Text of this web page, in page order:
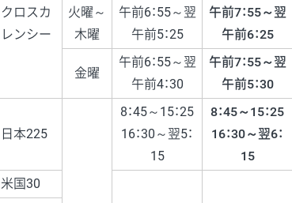
クロスカ
レンシー
火曜～
木曜
午前6：55～翌
午前5：25
午前7：55～翌
午前6：25
金曜
午前6：55～翌
午前4：30
午前7：55～翌
午前5：30
日本225
8：45～15：25
16：30～翌5：
15
8：45～15：25
16：30～翌6：
15
米国30